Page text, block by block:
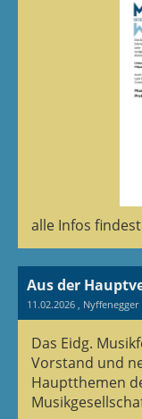
alle Infos
Aus der
11.02.2026 , Nyffenegger
Das Eidg.
Vorstand und
Hauptthemen